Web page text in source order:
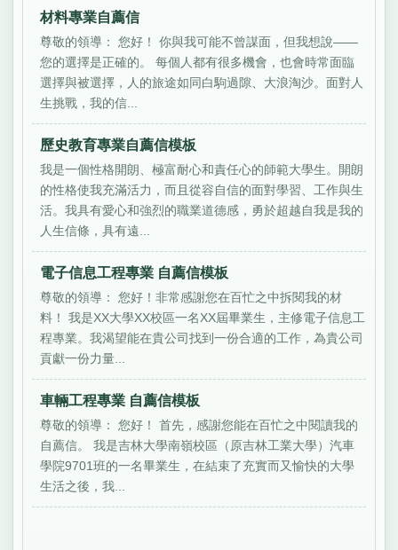
材料專業自薦信
尊敬的領導： 您好！ 你與我可能不曾謀面，但我想說——
您的選擇是正確的。 每個人都有很多機會，也會時常面臨
選擇與被選擇，人的旅途如同白駒過隙、大浪淘沙。面對人
生挑戰，我的信...
歷史教育專業自薦信模板
我是一個性格開朗、極富耐心和責任心的師範大學生。開朗
的性格使我充滿活力，而且從容自信的面對學習、工作與生
活。我具有愛心和強烈的職業道德感，勇於超越自我是我的
人生信條，具有遠...
電子信息工程專業 自薦信模板
尊敬的領導： 您好！非常感謝您在百忙之中拆閱我的材
料！ 我是XX大學XX校區一名XX屆畢業生，主修電子信息工
程專業。我渴望能在貴公司找到一份合適的工作，為貴公司
貢獻一份力量...
車輛工程專業 自薦信模板
尊敬的領導： 您好！ 首先，感謝您能在百忙之中閱讀我的
自薦信。 我是吉林大學南嶺校區（原吉林工業大學）汽車
學院9701班的一名畢業生，在結束了充實而又愉快的大學
生活之後，我...